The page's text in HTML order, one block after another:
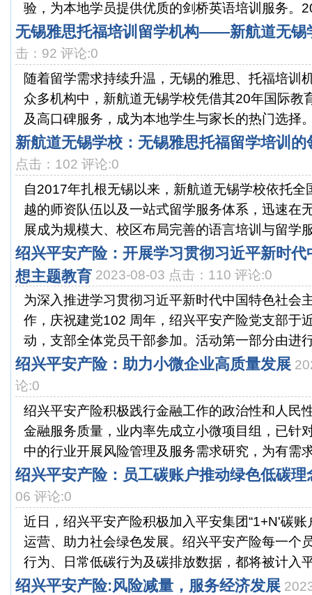
验，为本地学员提供优质的剑桥英语培训服务。
无锡雅思托福培训留学机构——新航道无锡
击：92 评论:0
随着留学需求持续升温，无锡的雅思、托福培训
众多机构中，新航道无锡学校凭借其20年国际教
及高口碑服务，成为本地学生与家长的热门选择
新航道无锡学校：无锡雅思托福留学培训的
点击：102 评论:0
自2017年扎根无锡以来，新航道无锡学校依托全
越的师资队伍以及一站式留学服务体系，迅速在
展成为规模大、校区布局完善的语言培训与留学
绍兴平安产险：开展学习贯彻习近平新时
想主题教育 2023-08-03 点击：110 评论:0
为深入推进学习贯彻习近平新时代中国特色社会
作，庆祝建党102 周年，绍兴平安产险党支部于
动，支部全体党员干部参加。活动第一部分由进
绍兴平安产险：助力小微企业高质量发展
论:0
绍兴平安产险积极践行金融工作的政治性和人民
金融服务质量，业内率先成立小微项目组，已针
中的行业开展风险管理及服务需求研究，为有需
绍兴平安产险：员工碳账户推动绿色低碳理
06 评论:0
近日，绍兴平安产险积极加入平安集团“1+N'碳
运营、助力社会绿色发展。绍兴平安产险每一个
行为、日常低碳行为及碳排放数据，都将被计入
绍兴平安产险:风险减量，服务经济发展